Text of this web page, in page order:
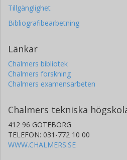
Tillgänglighet
Bibliografibearbetning
Länkar
Chalmers bibliotek
Chalmers forskning
Chalmers examensarbeten
Chalmers tekniska
412 96 GÖTEBORG
TELEFON: 031-772 10 00
WWW.CHALMERS.SE